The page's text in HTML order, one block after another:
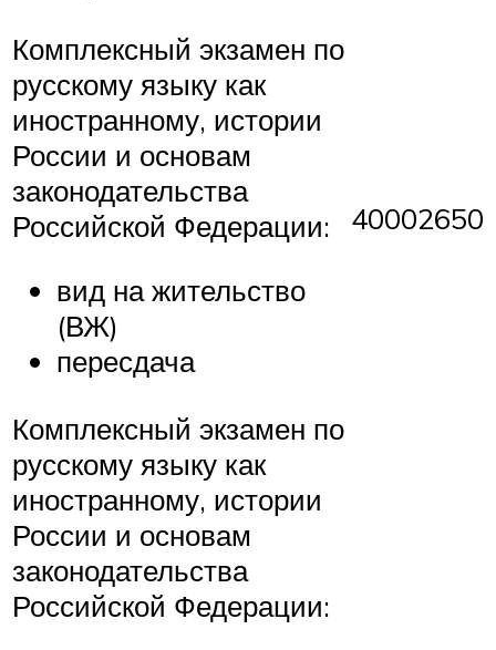
Комплексный экзамен по
русскому языку как
иностранному, истории
России и основам
законодательства
Российской Федерации:
вид на жительство
(ВЖ)
пересдача
40002650
Комплексный экзамен по
русскому языку как
иностранному, истории
России и основам
законодательства
Российской Федерации: